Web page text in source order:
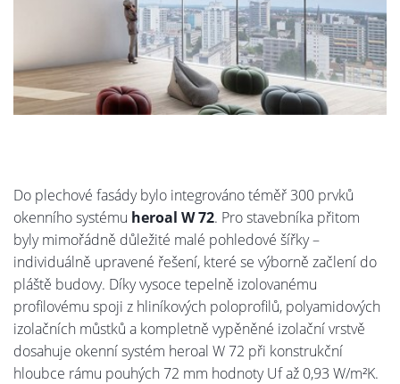
Do plechové fasády bylo integrováno téměř 300 prvků
okenního systému heroal W 72. Pro stavebníka přitom
byly mimořádně důležité malé pohledové šířky –
individuálně upravené řešení, které se výborně začlení do
pláště budovy. Díky vysoce tepelně izolovanému
profilovému spoji z hliníkových poloprofilů, polyamidových
izolačních můstků a kompletně vypěněné izolační vrstvě
dosahuje okenní systém heroal W 72 při konstrukční
hloubce rámu pouhých 72 mm hodnoty Uf až 0,93 W/m²K.